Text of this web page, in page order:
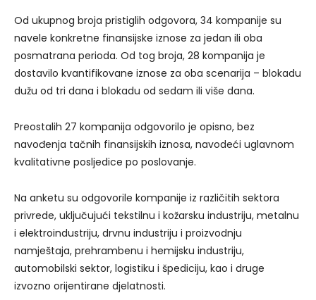
Od ukupnog broja pristiglih odgovora, 34 kompanije su
navele konkretne finansijske iznose za jedan ili oba
posmatrana perioda. Od tog broja, 28 kompanija je
dostavilo kvantifikovane iznose za oba scenarija – blokadu
dužu od tri dana i blokadu od sedam ili više dana.
Preostalih 27 kompanija odgovorilo je opisno, bez
navođenja tačnih finansijskih iznosa, navodeći uglavnom
kvalitativne posljedice po poslovanje.
Na anketu su odgovorile kompanije iz različitih sektora
privrede, uključujući tekstilnu i kožarsku industriju, metalnu
i elektroindustriju, drvnu industriju i proizvodnju
namještaja, prehrambenu i hemijsku industriju,
automobilski sektor, logistiku i špediciju, kao i druge
izvozno orijentirane djelatnosti.